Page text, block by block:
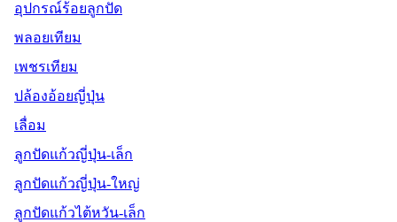
อุปกรณ์ร้อยลูกปัด
พลอยเทียม
เพชรเทียม
ปล้องอ้อยญี่ปุ่น
เลื่อม
ลูกปัดแก้วญี่ปุ่น-เล็ก
ลูกปัดแก้วญี่ปุ่น-ใหญ่
ลูกปัดแก้วไต้หวัน-เล็ก